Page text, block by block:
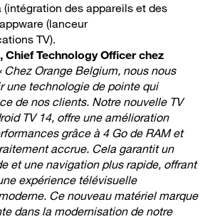
des appareils et des
(lanceur
TV).
Chief Technology Officer chez
Chez Orange Belgium, nous nous
une technologie de pointe qui
de nos clients. Notre nouvelle TV
TV 14, offre une amélioration
grâce à 4 Go de RAM et
accrue. Cela garantit un
et une navigation plus rapide, offrant
expérience télévisuelle
Ce nouveau matériel marque
dans la modernisation de notre